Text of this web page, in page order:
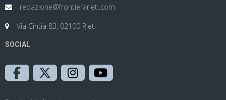
redazione@frontierarieti.com
Via Cintia 83, 02100 Rieti
SOCIAL